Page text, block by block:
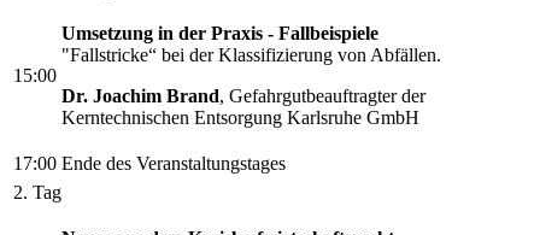
15:00
Umsetzung in der Praxis - Fallbeispiele
"Fallstricke“ bei der Klassifizierung von Abfällen.
Dr. Joachim Brand, Gefahrgutbeauftragter der
Kerntechnischen Entsorgung Karlsruhe GmbH
17:00 Ende des Veranstaltungstages
2. Tag